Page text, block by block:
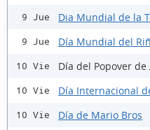
9 Jue Dia Mundial de la
9 Jue Día Mundial del
10 Vie Día del Popover
10 Vie Día Internacional
10 Vie Día de Mario Bros